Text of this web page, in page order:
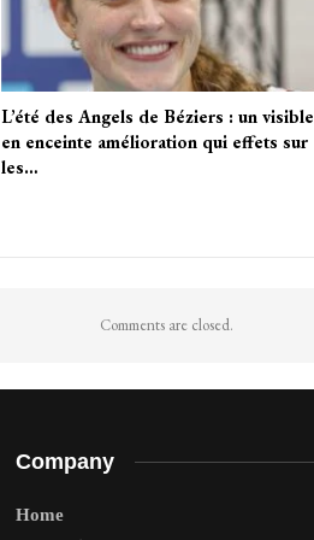
L’été des Angels de Béziers : un visible
en enceinte amélioration qui effets sur
les…
Comments are closed.
Company
Home